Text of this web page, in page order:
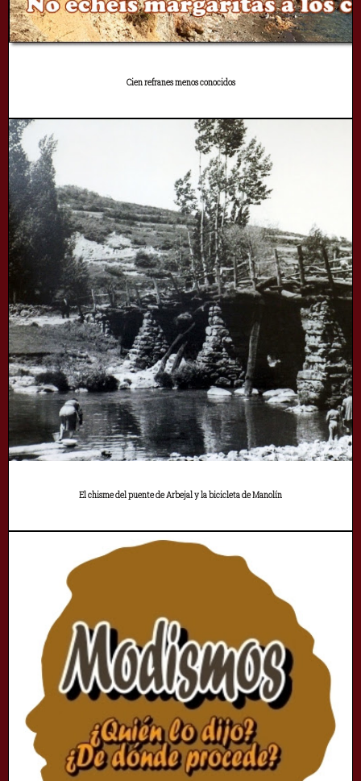
Cien refranes menos conocidos
El chisme del puente de Arbejal y la bicicleta de Manolín